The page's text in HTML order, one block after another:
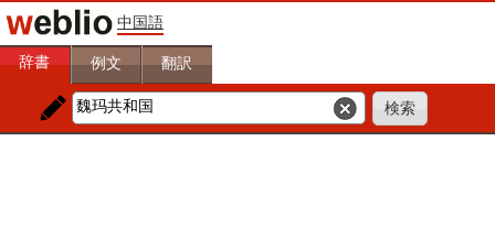
中国語
辞書 例文 翻訳